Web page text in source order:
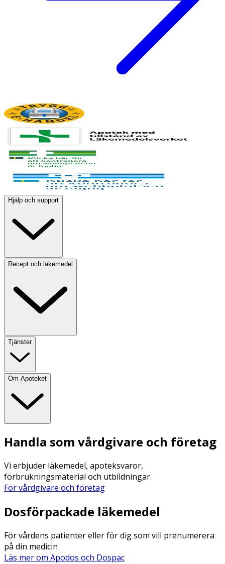
Hjälp och support
Recept och läkemedel
Tjänster
Om Apoteket
Handla som vårdgivare och företag
Vi erbjuder läkemedel, apoteksvaror,
förbrukningsmaterial och utbildningar.
För vårdgivare och företag
Dosförpackade läkemedel
För vårdens patienter eller för dig som vill prenumerera
på din medicin
Läs mer om Apodos och Dospac